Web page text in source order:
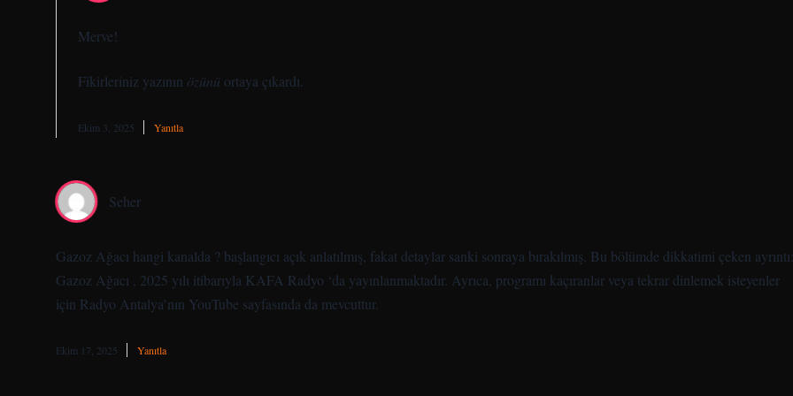
Merve!
Fikirleriniz yazının özünü ortaya çıkardı.
Ekim 3, 2025 Yanıtla
Seher
Gazoz Ağacı hangi kanalda ? başlangıcı açık anlatılmış, fakat detaylar sanki sonraya bırakılmış. Bu bölümde dikkatimi çeken ayrıntı:
Gazoz Ağacı , 2025 yılı itibarıyla KAFA Radyo ‘da yayınlanmaktadır. Ayrıca, programı kaçıranlar veya tekrar dinlemek isteyenler
için Radyo Antalya’nın YouTube sayfasında da mevcuttur.
Ekim 17, 2025 Yanıtla